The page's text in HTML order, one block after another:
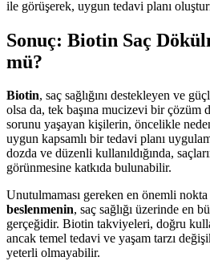
ile görüşerek, uygun tedavi planı
Sonuç: Biotin Saç
mü?
Biotin, saç sağlığını destekleyen ve
olsa da, tek başına mucizevi bir çözüm
sorunu yaşayan kişilerin, öncelikle
uygun kapsamlı bir tedavi planı
dozda ve düzenli kullanıldığında,
görünmesine katkıda bulunabilir.
Unutulmaması gereken en önemli nokta
beslenmenin, saç sağlığı üzerinde en
gerçeğidir. Biotin takviyeleri, doğru
ancak temel tedavi ve yaşam tarzı
yeterli olmayabilir.